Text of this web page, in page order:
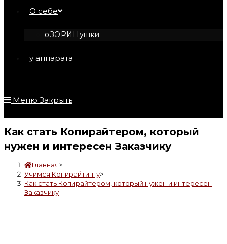
О себе
оЗОРИНушки
у аппарата
Меню Закрыть
Как стать Копирайтером, который
нужен и интересен Заказчику
Главная>
Учимся Копирайтингу>
Как стать Копирайтером, который нужен и интересен
Заказчику